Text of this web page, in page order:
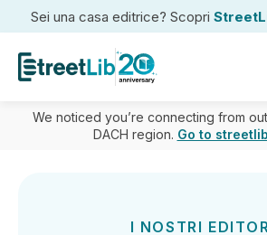
Sei una casa editrice? Scopri
We noticed you’re connecting from
DACH region. Go to
I NOSTRI